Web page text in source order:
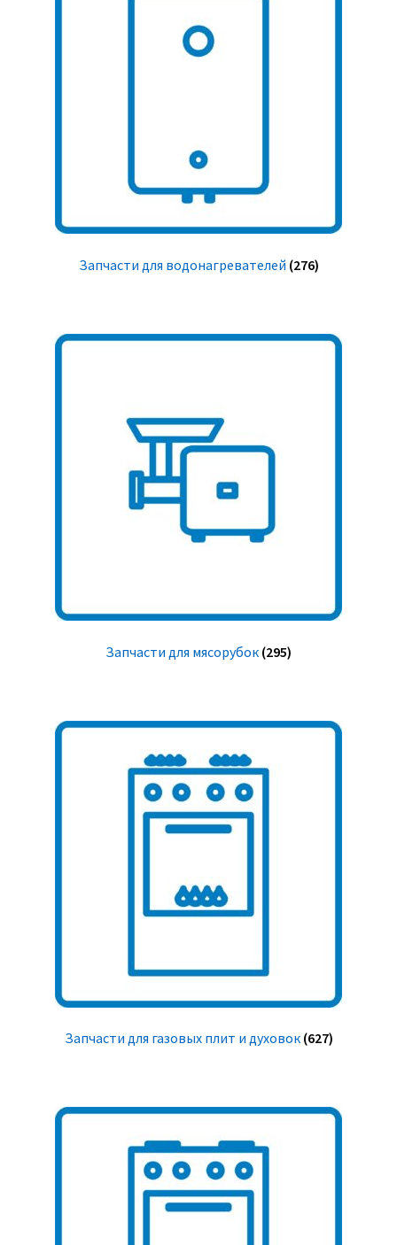
Запчасти для водонагревателей (276)
Запчасти для мясорубок (295)
Запчасти для газовых плит и духовок (627)